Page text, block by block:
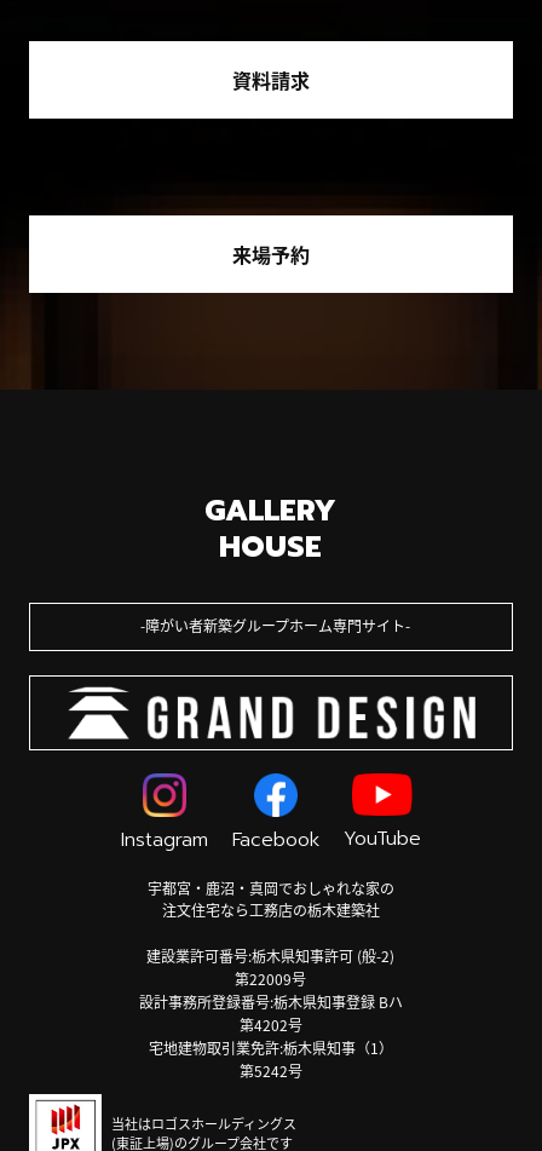
資料請求
来場予約
GALLERY
HOUSE
障がい者新築グループホーム専門サイト
Instagram Facebook YouTube
宇都宮・鹿沼・真岡でおしゃれな家の
注文住宅なら工務店の栃木建築社
建設業許可番号:栃木県知事許可 (般-2)
第22009号
設計事務所登録番号:栃木県知事登録 Bハ
第4202号
宅地建物取引業免許:栃木県知事（1）
第5242号
当社はロゴスホールディングス
(東証上場)のグループ会社です